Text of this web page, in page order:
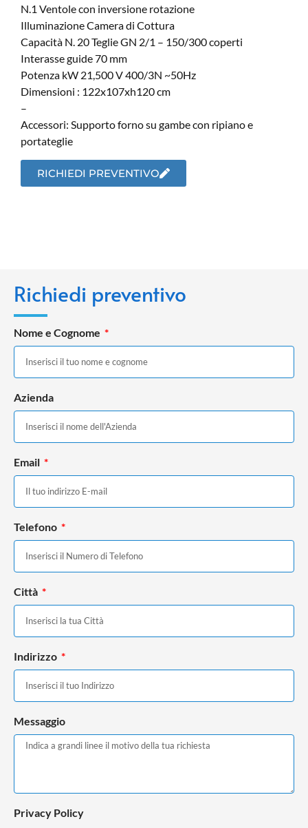
N.1 Ventole con inversione rotazione
Illuminazione Camera di Cottura
Capacità N. 20 Teglie GN 2/1 – 150/300 coperti
Interasse guide 70 mm
Potenza kW 21,500 V 400/3N ~50Hz
Dimensioni : 122x107xh120 cm
–
Accessori: Supporto forno su gambe con ripiano e
portateglie
RICHIEDI PREVENTIVO
Richiedi preventivo
Nome e Cognome
Azienda
Email
Telefono
Città
Indirizzo
Messaggio
Privacy Policy